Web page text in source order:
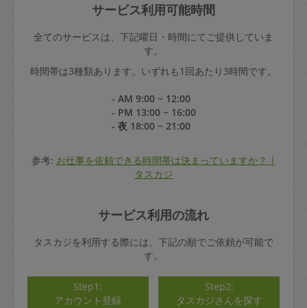
サービス利用可能時間
全てのサービスは、下記曜日・時間にてご提供していま
す。
時間帯は3種類あります。いずれも1回あたり3時間です。
- AM 9:00 ~ 12:00
- PM 13:00 ~ 16:00
- 夜 18:00 ~ 21:00
参考: お仕事を依頼できる時間帯は決まっていますか？ |
タスカジ
サービス利用の流れ
タスカジを利用する際には、下記の順でご依頼が可能で
す。
Step1:
アカウント登録
Step2:
タスカジさんを探す